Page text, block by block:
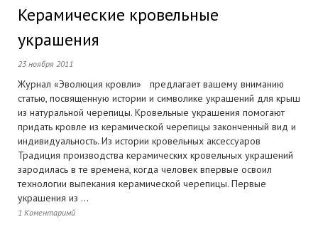
Керамические кровельные
украшения
23 ноября 2011
Журнал «Эволюция кровли» предлагает вашему вниманию
статью, посвященную истории и символике украшений для крыш
из натуральной черепицы. Кровельные украшения помогают
придать кровле из керамической черепицы законченный вид и
индивидуальность. Из истории кровельных аксессуаров
Традиция производства керамических кровельных украшений
зародилась в те времена, когда человек впервые освоил
технологии выпекания керамической черепицы. Первые
украшения из ...
1 Коментаримй